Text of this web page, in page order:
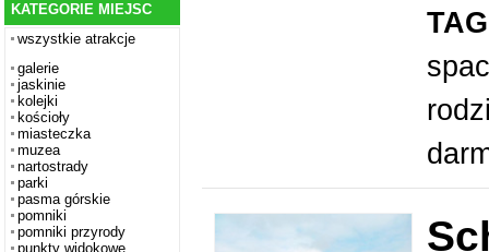
KATEGORIE MIEJSC
wszystkie atrakcje
galerie
jaskinie
kolejki
kościoły
miasteczka
muzea
nartostrady
parki
pasma górskie
pomniki
pomniki przyrody
punkty widokowe